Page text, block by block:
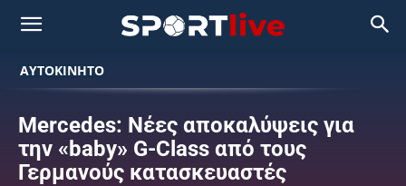
ΑΥΤΟΚΙΝΗΤΟ
Mercedes: Νέες αποκαλύψεις για
την «baby» G-Class από τους
Γερμανούς κατασκευαστές